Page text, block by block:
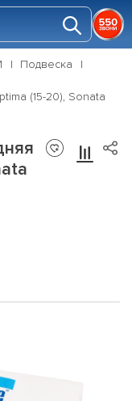
Подвеска
(15-20), Sonata